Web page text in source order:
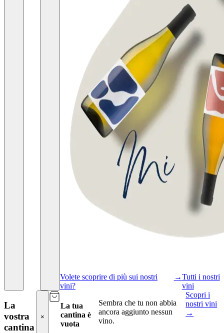
Volete scoprire di più sui nostri
vini?
→Tutti i nostri
vini
La
vostra
cantina
×
La tua
cantina è
vuota
Sembra che tu non abbia
ancora aggiunto nessun
vino.
Scopri i
nostri vini
→